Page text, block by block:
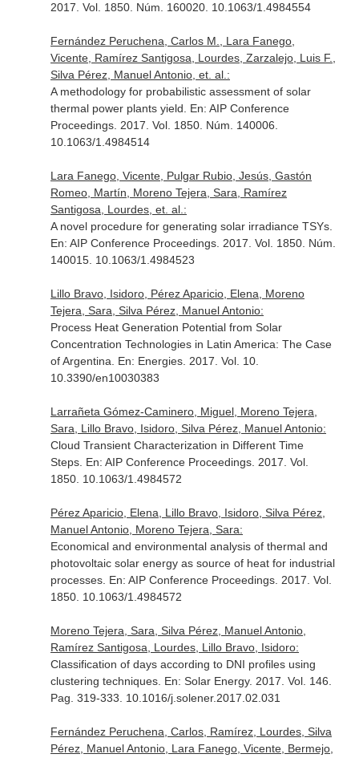
2017. Vol. 1850. Núm. 160020. 10.1063/1.4984554
Fernández Peruchena, Carlos M., Lara Fanego,
Vicente, Ramírez Santigosa, Lourdes, Zarzalejo, Luis F.,
Silva Pérez, Manuel Antonio, et. al.:
A methodology for probabilistic assessment of solar
thermal power plants yield. En: AIP Conference
Proceedings. 2017. Vol. 1850. Núm. 140006.
10.1063/1.4984514
Lara Fanego, Vicente, Pulgar Rubio, Jesús, Gastón
Romeo, Martín, Moreno Tejera, Sara, Ramírez
Santigosa, Lourdes, et. al.:
A novel procedure for generating solar irradiance TSYs.
En: AIP Conference Proceedings. 2017. Vol. 1850. Núm.
140015. 10.1063/1.4984523
Lillo Bravo, Isidoro, Pérez Aparicio, Elena, Moreno
Tejera, Sara, Silva Pérez, Manuel Antonio:
Process Heat Generation Potential from Solar
Concentration Technologies in Latin America: The Case
of Argentina. En: Energies. 2017. Vol. 10.
10.3390/en10030383
Larrañeta Gómez-Caminero, Miguel, Moreno Tejera,
Sara, Lillo Bravo, Isidoro, Silva Pérez, Manuel Antonio:
Cloud Transient Characterization in Different Time
Steps. En: AIP Conference Proceedings. 2017. Vol.
1850. 10.1063/1.4984572
Pérez Aparicio, Elena, Lillo Bravo, Isidoro, Silva Pérez,
Manuel Antonio, Moreno Tejera, Sara:
Economical and environmental analysis of thermal and
photovoltaic solar energy as source of heat for industrial
processes. En: AIP Conference Proceedings. 2017. Vol.
1850. 10.1063/1.4984572
Moreno Tejera, Sara, Silva Pérez, Manuel Antonio,
Ramírez Santigosa, Lourdes, Lillo Bravo, Isidoro:
Classification of days according to DNI profiles using
clustering techniques. En: Solar Energy. 2017. Vol. 146.
Pag. 319-333. 10.1016/j.solener.2017.02.031
Fernández Peruchena, Carlos, Ramírez, Lourdes, Silva
Pérez, Manuel Antonio, Lara Fanego, Vicente, Bermejo,